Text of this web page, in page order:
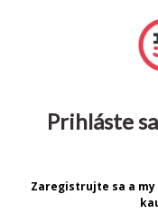
Prihláste
Zaregistrujte sa a